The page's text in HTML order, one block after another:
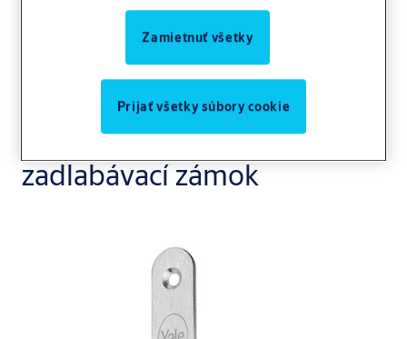
Yale 190/140
zadlabávací zámok
Zamietnuť všetky
Prijať všetky súbory cookie